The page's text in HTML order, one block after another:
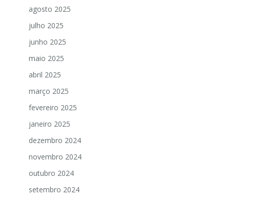
agosto 2025
julho 2025
junho 2025
maio 2025
abril 2025
março 2025
fevereiro 2025
janeiro 2025
dezembro 2024
novembro 2024
outubro 2024
setembro 2024